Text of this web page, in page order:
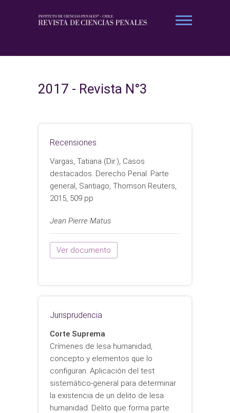
2017 - Revista N°3
Recensiones
Vargas, Tatiana (Dir.), Casos
destacados. Derecho Penal. Parte
general, Santiago, Thomson Reuters,
2015, 509 pp
Jean Pierre Matus
Ver documento
Jurisprudencia
Corte Suprema
Crímenes de lesa humanidad,
concepto y elementos que lo
configuran. Aplicación del test
sistemático-general para determinar
la existencia de un delito de lesa
humanidad. Delito que forma parte